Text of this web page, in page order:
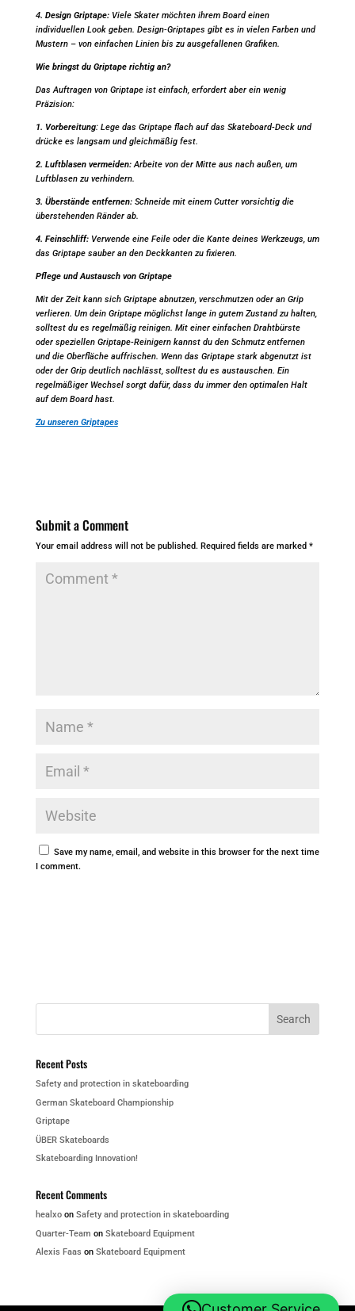
4. Design Griptape:Viele Skater möchten ihrem Board einen
individuellen Look geben. Design-Griptapes gibt es in vielen Farben und
Mustern – von einfachen Linien bis zu ausgefallenen Grafiken.
Wie bringst du Griptape richtig an?
Das Auftragen von Griptape ist einfach, erfordert aber ein wenig
Präzision:
1. Vorbereitung: Lege das Griptape flach auf das Skateboard-Deck und
drücke es langsam und gleichmäßig fest.
2. Luftblasen vermeiden:Arbeite von der Mitte aus nach außen, um
Luftblasen zu verhindern.
3. Überstände entfernen:Schneide mit einem Cutter vorsichtig die
überstehenden Ränder ab.
4. Feinschliff:Verwende eine Feile oder die Kante deines Werkzeugs, um
das Griptape sauber an den Deckkanten zu fixieren.
Pflege und Austausch von Griptape
Mit der Zeit kann sich Griptape abnutzen, verschmutzen oder an Grip
verlieren. Um dein Griptape möglichst lange in gutem Zustand zu halten,
solltest du es regelmäßig reinigen. Mit einer einfachen Drahtbürste
oder speziellen Griptape-Reinigern kannst du den Schmutz entfernen
und die Oberfläche auffrischen. Wenn das Griptape stark abgenutzt ist
oder der Grip deutlich nachlässt, solltest du es austauschen. Ein
regelmäßiger Wechsel sorgt dafür, dass du immer den optimalen Halt
auf dem Board hast.
Zu unseren Griptapes
Submit a Comment
Your email address will not be published. Required fields are marked *
Save my name, email, and website in this browser for the next time
I comment.
Recent Posts
Safety and protection in skateboarding
German Skateboard Championship
Griptape
ÜBER Skateboards
Skateboarding Innovation!
Recent Comments
healxoon Safety and protection in skateboarding
Quarter-Team on Skateboard Equipment
Alexis Faas on Skateboard Equipment